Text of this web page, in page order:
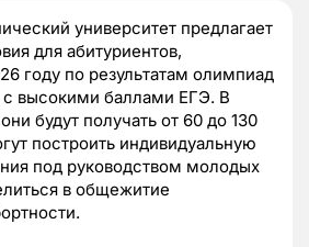
университет предлагает
для абитуриентов,
году по результатам олимпиад
высокими баллами ЕГЭ. В
будут получать от 60 до 130
построить индивидуальную
под руководством молодых
в общежитие